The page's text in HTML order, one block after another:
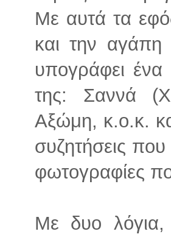
Με αυτά τα
και την αγάπη
υπογράφει ένα
της: Σαννά
Αξώμη, κ.ο.κ.
συζητήσεις που
φωτογραφίες
Με δυο